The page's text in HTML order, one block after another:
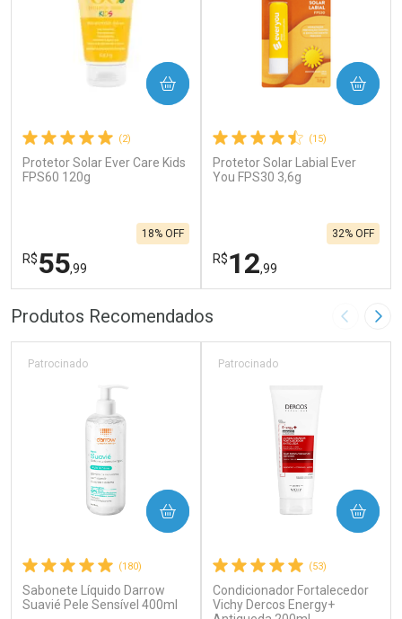
(2)
Protetor Solar Ever Care Kids
FPS60 120g
R$55,99
18% OFF
COMPRAR
FECHAR
Laboratório
Ativar Desconto
FECHAR
Por Menos
(15)
Protetor Solar Labial Ever
You FPS30 3,6g
R$12,99
32% OFF
COMPRAR
Laboratório
Ativar Desconto
Por Menos
Produtos Recomendados Imagem
(180)
Sabonete Líquido Darrow
Suavié Pele Sensível 400ml
Patrocinado
COMPRAR
(53)
Condicionador Fortalecedor
Vichy Dercos Energy+
Patrocinado
COMPRAR